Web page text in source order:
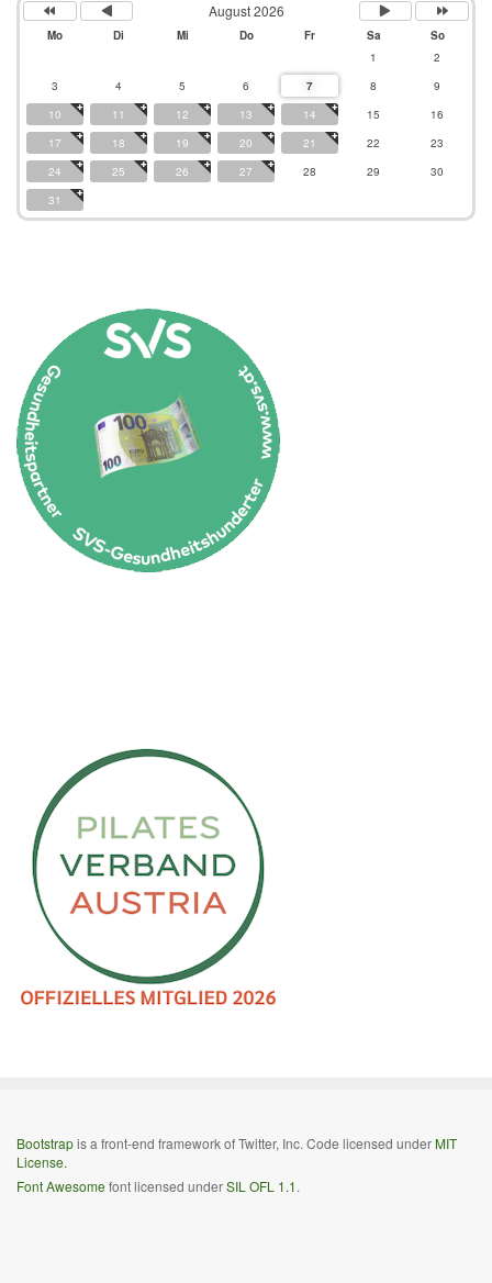
August 2026
Mo Di Mi Do Fr Sa
So
1
2
3
4 5 6 7 8
9
10
11 12 13 14 15
16
17
18 19 20 21 22
23
24
25 26 27 28 29
30
31
Bootstrapis a front-end framework of Twitter, Inc. Code licensed underMIT
License.
Font Awesome font licensed underSIL OFL 1.1.